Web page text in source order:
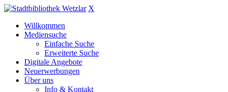
X
Willkommen
Mediensuche
Einfache Suche
Erweiterte Suche
Digitale Angebote
Neuerwerbungen
Über uns
Info & Kontakt